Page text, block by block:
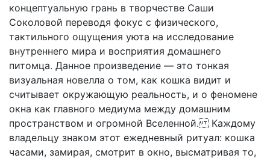
концептуальную грань в творчестве Саши
Соколовой переводя фокус с физического,
тактильного ощущения уюта на исследование
внутреннего мира и восприятия домашнего
питомца. Данное произведение — это тонкая
визуальная новелла о том, как кошка видит и
считывает окружающую реальность, и о феномене
окна как главного медиума между домашним
пространством и огромной Вселенной. Каждому
владельцу знаком этот ежедневный ритуал: кошка
часами, замирая, смотрит в окно, высматривая то,